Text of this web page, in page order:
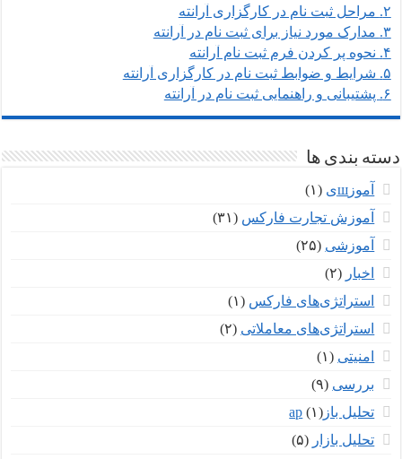
۲. مراحل ثبت نام در کارگزاری آرانته
۳. مدارک مورد نیاز برای ثبت نام در آرانته
۴. نحوه پر کردن فرم ثبت نام آرانته
۵. شرایط و ضوابط ثبت نام در کارگزاری آرانته
۶.
پشتیبانی و راهنمایی ثبت نام در آرانته
دسته بندی ها
آموزшی
(۱)
آموزش تجارت فارکس (۳۱)
آموزشی (۲۵)
اخبار (۲)
استراتژی‌های فارکس (۱)
استراتژی‌های معاملاتی (۲)
امنیتی (۱)
بررسی (۹)
تحلیل بازар (۱)
تحلیل بازار (۵)